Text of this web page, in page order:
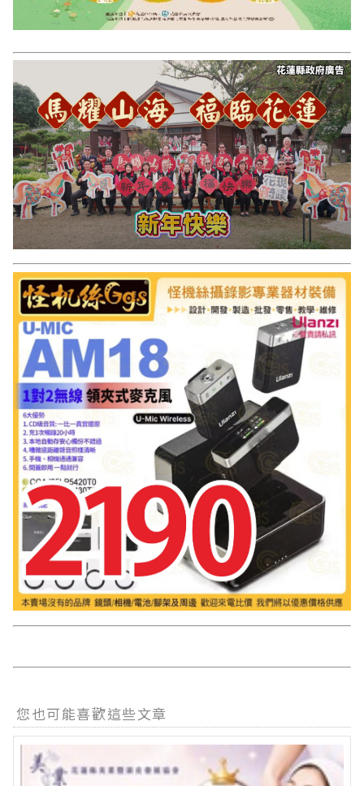
您也可能喜歡這些文章